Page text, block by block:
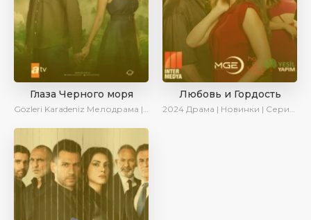
Глаза Черного моря
Gözleri Karadeniz Мелодрама | Драма | Новинки | Сериалы 2025
Любовь и Гордость
2024 Драма | Новинки | Сериалы 2024